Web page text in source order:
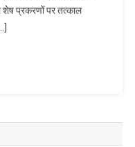
शेष प्रकरणों पर तत्काल